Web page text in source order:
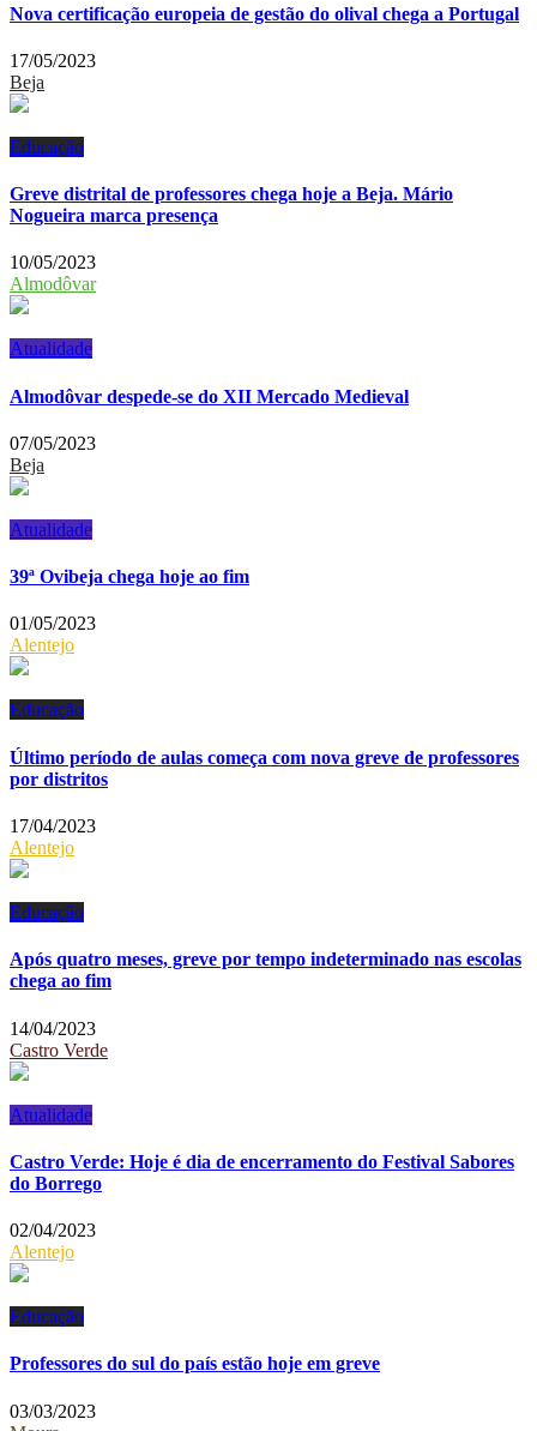
Nova certificação europeia de gestão do olival chega a Portugal
17/05/2023
Beja
Educação
Greve distrital de professores chega hoje a Beja. Mário
Nogueira marca presença
10/05/2023
Almodôvar
Atualidade
Almodôvar despede-se do XII Mercado Medieval
07/05/2023
Beja
Atualidade
39ª Ovibeja chega hoje ao fim
01/05/2023
Alentejo
Educação
Último período de aulas começa com nova greve de professores
por distritos
17/04/2023
Alentejo
Educação
Após quatro meses, greve por tempo indeterminado nas escolas
chega ao fim
14/04/2023
Castro Verde
Atualidade
Castro Verde: Hoje é dia de encerramento do Festival Sabores
do Borrego
02/04/2023
Alentejo
Educação
Professores do sul do país estão hoje em greve
03/03/2023